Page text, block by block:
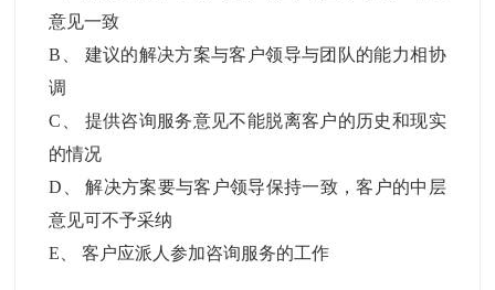
意见一致
B
建议的解决方案与客户领导与团队的能力相协
调
C
提供咨询服务意见不能脱离客户的历史和现实
的情况
D 、解决方案要与客户领导保持一致，客户的中层
意见可不予采纳
E 、客户应派人参加咨询服务的工作